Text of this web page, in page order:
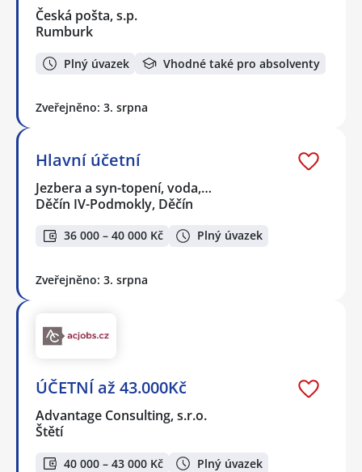
Česká pošta, s.p.
Rumburk
Plný úvazek Vhodné také pro absolventy
Zveřejněno: 3. srpna
Hlavní účetní
Jezbera a syn-topení, voda,…
Děčín IV-Podmokly, Děčín
36 000 – 40 000 Kč Plný úvazek
Zveřejněno: 3. srpna
ÚČETNÍ až 43.000Kč
Advantage Consulting, s.r.o.
Štětí
40 000 – 43 000 Kč Plný úvazek